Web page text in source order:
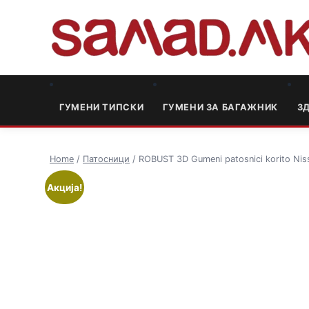
ГУМЕНИ ТИПСКИ ГУМЕНИ ЗА БАГАЖНИК
Home / Патосници / ROBUST 3D Gumeni patosnici korito
Акција!